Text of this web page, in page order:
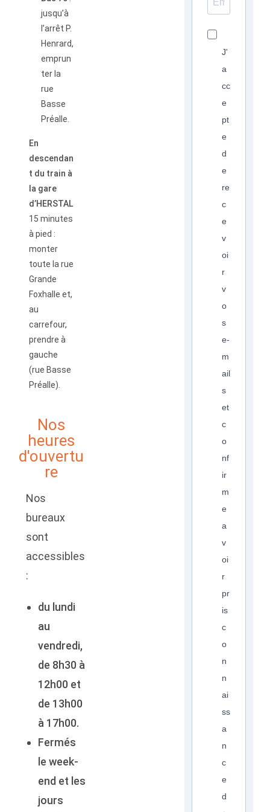
jusqu’à
l’arrêt P.
Henrard,
emprun
ter la
rue
Basse
Préalle.
En
descendan
t du train à
la gare
d’HERSTAL
15 minutes
à pied :
monter
toute la rue
Grande
Foxhalle et,
au
carrefour,
prendre à
gauche
(rue Basse
Préalle).
Nos
heures
d'ouvertu
re
Nos
bureaux
sont
accessibles
:
du lundi
au
vendredi,
de 8h30 à
12h00 et
de 13h00
à 17h00.
Fermés
le week-
end et les
jours
J'
a
cc
e
pt
e
d
e
re
c
e
v
oi
r
v
o
s
e-
m
ail
s
et
c
o
nf
ir
m
e
a
v
oi
r
pr
is
c
o
n
n
ai
ss
a
n
c
e
d